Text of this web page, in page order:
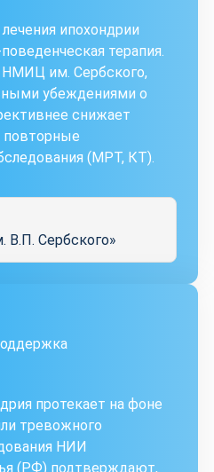
ипохондрии
терапия.
НМИЦ им. Сербского,
убеждениями о
снижает
повторные
(МРТ, КТ).
Сербского»
протекает на фоне
тревожного
НИИ
(РФ) подтверждают,